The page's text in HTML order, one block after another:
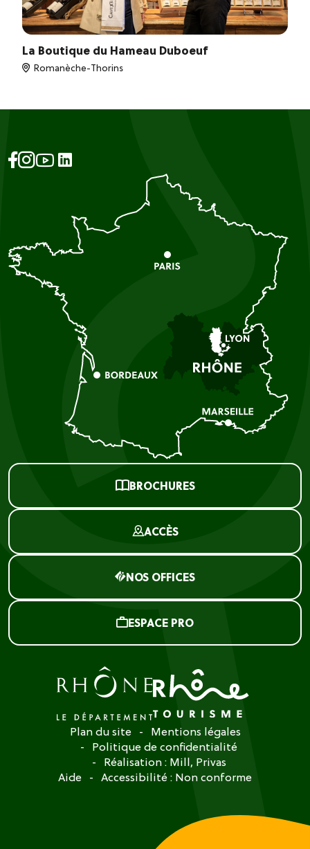
La Boutique du Hameau Duboeuf
Romanèche-Thorins
BROCHURES
ACCÈS
NOS OFFICES
ESPACE PRO
Plan du site
Mentions légales
Politique de confidentialité
Réalisation : Mill, Privas
Aide
Accessibilité : Non conforme